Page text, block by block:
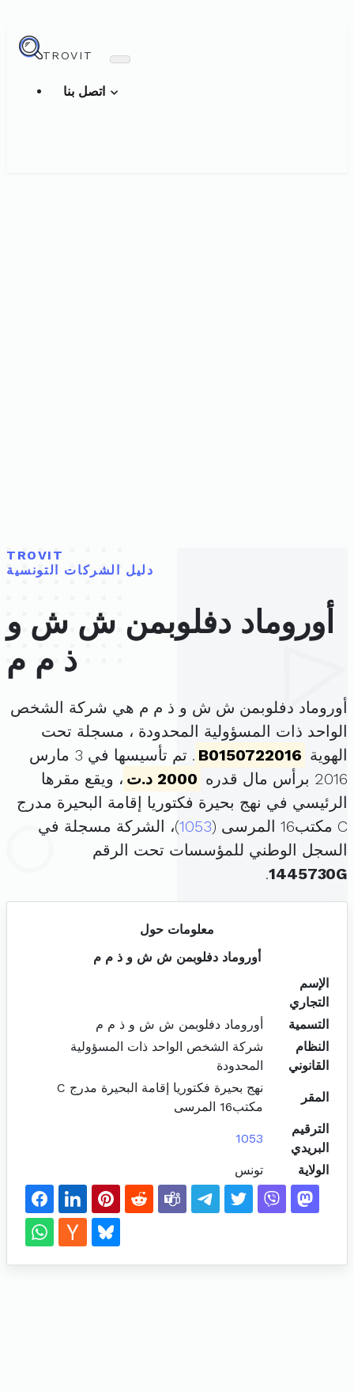
TROVIT
TROVIT
دليل الشركات التونسية
أوروماد دفلوبمن ش ش و
ذ م م
أوروماد دفلوبمن ش ش و ذ م م هي شركة الشخص
الواحد ذات المسؤولية المحدودة ، مسجلة تحت
الهوية B0150722016
. تم تأسيسها في 3 مارس
2016 برأس مال قدره
2000 د.ت
، ويقع مقرها
الرئيسي في نهج بحيرة فكتوريا إقامة البحيرة مدرج
C مكتب16 المرسى (
1053)، الشركة مسجلة في
السجل الوطني للمؤسسات تحت الرقم
1445730G
.
معلومات حول
أوروماد دفلوبمن ش ش و ذ م م
الإسم
التجاري
التسمية
أوروماد دفلوبمن ش ش و ذ م م
النظام
القانوني
شركة الشخص الواحد ذات المسؤولية
المحدودة
المقر
نهج بحيرة فكتوريا إقامة البحيرة مدرج C
مكتب16 المرسى
الترقيم
البريدي
1053
الولاية تونس